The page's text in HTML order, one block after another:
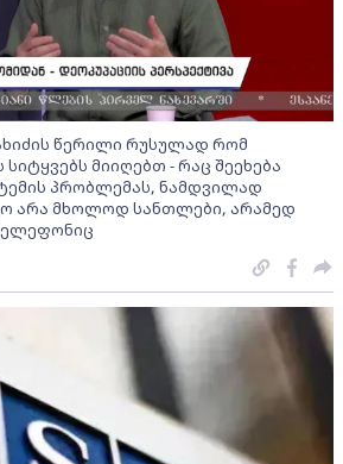
წერილი რუსულად რომ
მიიღებთ - რაც შეეხება
პრობლემას, ნამდვილად
არა მხოლოდ სანთლები, არამედ